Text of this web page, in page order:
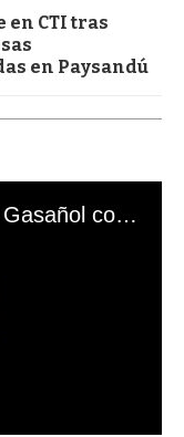
en CTI tras
en Paysandú
El mal momento de Yanina Gasañol con un hincha argentino en "Subrayado"